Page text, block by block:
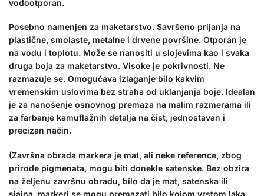
vodootporan.
Posebno namenjen za maketarstvo. Savršeno prijanja na
plastične, smolaste, metalne i drvene površine. Otporan je
na vodu i toplotu. Može se nanositi u slojevima kao i svaka
druga boja za maketarstvo. Visoke je pokrivnosti. Ne
razmazuje se. Omogućava izlaganje bilo kakvim
vremenskim uslovima bez straha od uklanjanja boje. Idealan
je za nanošenje osnovnog premaza na malim razmerama ili
za farbanje kamuflažnih detalja na čist, jednostavan i
precizan način.
(Završna obrada markera je mat, ali neke reference, zbog
prirode pigmenata, mogu biti donekle satenske. Bez obzira
na željenu završnu obradu, bilo da je mat, satenska ili
sjajna, markeri se mogu premazati bilo kojom vrstom laka